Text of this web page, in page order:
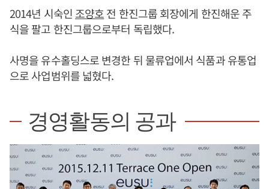
2014년 시숙인 조양호전 한진그룹 회장에게 한진해운 주
식을 팔고 한진그룹으로부터 독립했다.
사명을 유수홀딩스로 변경한 뒤 물류업에서 식품과 유통업
으로 사업범위를 넓혔다.
경영활동의 공과